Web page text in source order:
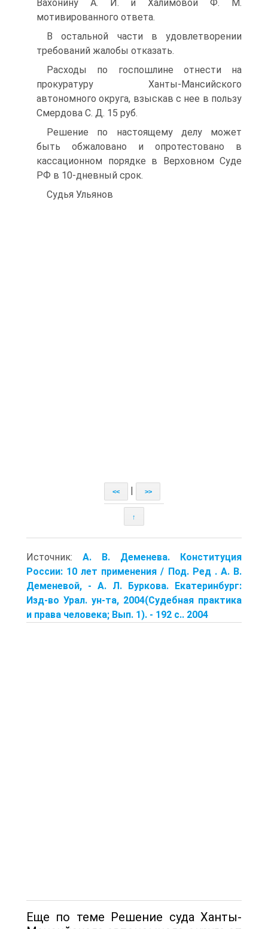
Вахонину А. И. и Халимовой Ф. М.
мотивированного ответа.
В остальной части в удовлетворении
требований жалобы отказать.
Расходы по госпошлине отнести на
прокуратуру Ханты-Мансийского
автономного округа, взыскав с нее в пользу
Смердова С. Д. 15 руб.
Решение по настоящему делу может
быть обжаловано и опротестовано в
кассационном порядке в Верховном Суде
РФ в 10-дневный срок.
Судья Ульянов
<< >>
↑
Источник: А. В. Деменевa. Конституция
России: 10 лет применения / Под. Ред . А. В.
Деменевой, - А. Л. Буркова. Екатеринбург:
Изд-во Урал. ун-та, 2004(Судебная практика
и права человека; Вып. 1). - 192 с.. 2004
Еще по теме Решение суда Ханты-